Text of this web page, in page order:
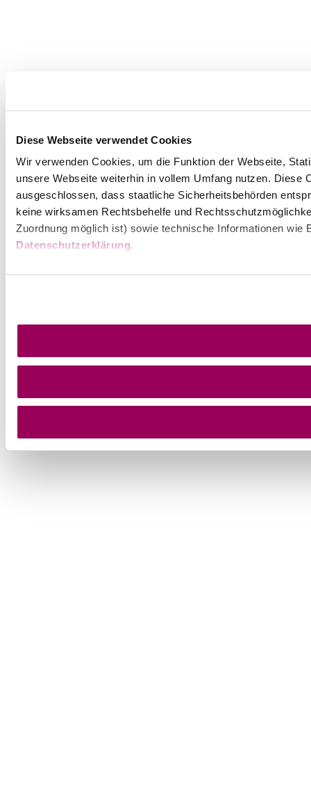
Diese Webseite verwendet Cookies
Wir verwenden Cookies, um die Funktion der Webseite,
unsere Webseite weiterhin in vollem Umfang nutzen.
ausgeschlossen, dass staatliche Sicherheitsbehörden
keine wirksamen Rechtsbehelfe und
Zuordnung möglich ist) sowie technische Informationen
Datenschutzerklärung.